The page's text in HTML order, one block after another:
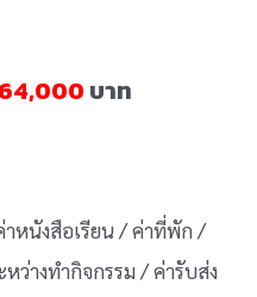
บาท
หนังสือเรียน / ค่าที่พัก /
ว่างทำกิจกรรม / ค่ารับส่ง